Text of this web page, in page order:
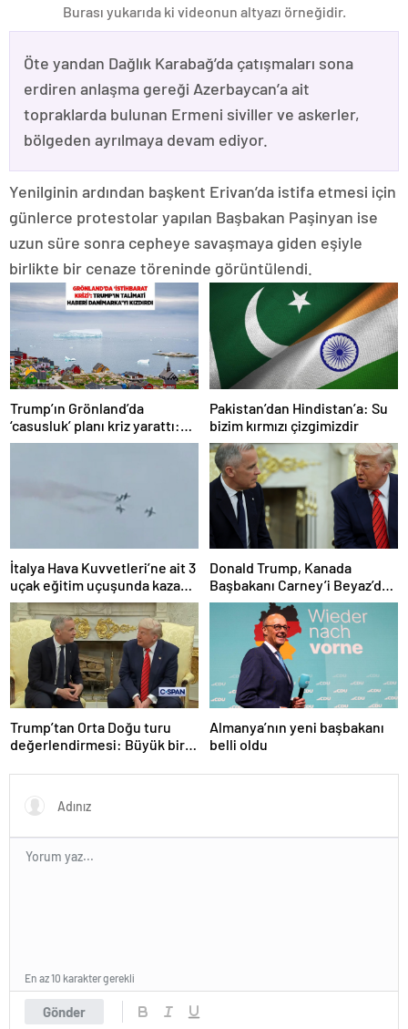
Burası yukarıda ki videonun altyazı örneğidir.
Öte yandan Dağlık Karabağ’da çatışmaları sona
erdiren anlaşma gereği Azerbaycan’a ait
topraklarda bulunan Ermeni siviller ve askerler,
bölgeden ayrılmaya devam ediyor.
Yenilginin ardından başkent Erivan’da istifa etmesi için
günlerce protestolar yapılan Başbakan Paşinyan ise
uzun süre sonra cepheye savaşmaya giden eşiyle
birlikte bir cenaze töreninde görüntülendi.
Trump’ın Grönland’da
‘casusluk’ planı kriz yarattı:
Danimarka ABD elçisini
Pakistan’dan Hindistan’a: Su
bizim kırmızı çizgimizdir
İtalya Hava Kuvvetleri’ne ait 3
uçak eğitim uçuşunda kaza
yaptı
Donald Trump, Kanada
Başbakanı Carney’i Beyaz’da
ağırladı
Trump’tan Orta Doğu turu
değerlendirmesi: Büyük bir
Almanya’nın yeni başbakanı
belli oldu
Gönder
En az 10 karakter gerekli